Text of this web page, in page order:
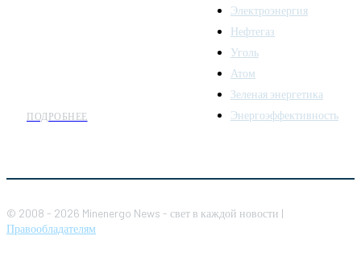
ПОДРОБНЕЕ
Электроэнергия
Нефтегаз
Уголь
Атом
Зеленая энергетика
Энергоэффективность
© 2008 - 2026 Minenergo News - свет в каждой новости |
Правообладателям